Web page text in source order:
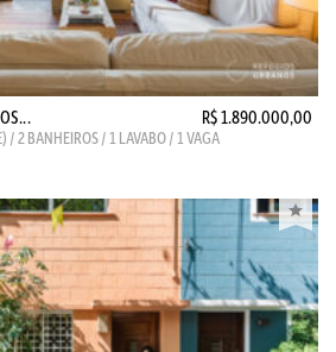
R$ 1.890.000,00
/ 2 BANHEIROS / 1 LAVABO / 1 VAGA